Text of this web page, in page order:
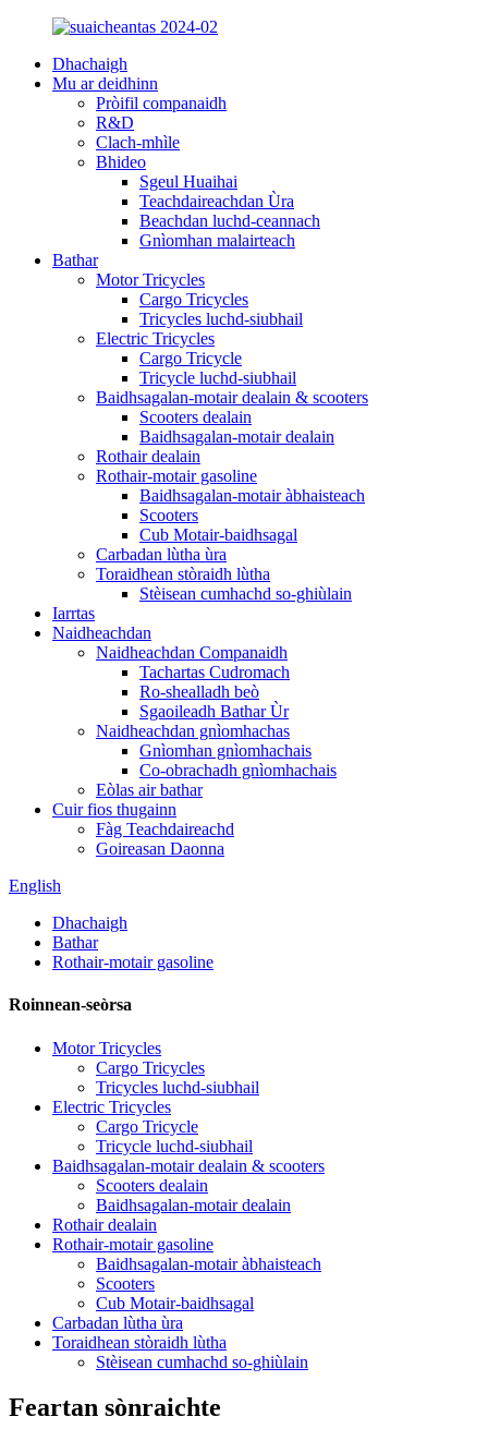
Dhachaigh
Mu ar deidhinn
Pròifil companaidh
R&D
Clach-mhìle
Bhideo
Sgeul Huaihai
Teachdaireachdan Ùra
Beachdan luchd-ceannach
Gnìomhan malairteach
Bathar
Motor Tricycles
Cargo Tricycles
Tricycles luchd-siubhail
Electric Tricycles
Cargo Tricycle
Tricycle luchd-siubhail
Baidhsagalan-motair dealain & scooters
Scooters dealain
Baidhsagalan-motair dealain
Rothair dealain
Rothair-motair gasoline
Baidhsagalan-motair àbhaisteach
Scooters
Cub Motair-baidhsagal
Carbadan lùtha ùra
Toraidhean stòraidh lùtha
Stèisean cumhachd so-ghiùlain
Iarrtas
Naidheachdan
Naidheachdan Companaidh
Tachartas Cudromach
Ro-shealladh beò
Sgaoileadh Bathar Ùr
Naidheachdan gnìomhachas
Gnìomhan gnìomhachais
Co-obrachadh gnìomhachais
Eòlas air bathar
Cuir fios thugainn
Fàg Teachdaireachd
Goireasan Daonna
English
Dhachaigh
Bathar
Rothair-motair gasoline
Roinnean-seòrsa
Motor Tricycles
Cargo Tricycles
Tricycles luchd-siubhail
Electric Tricycles
Cargo Tricycle
Tricycle luchd-siubhail
Baidhsagalan-motair dealain & scooters
Scooters dealain
Baidhsagalan-motair dealain
Rothair dealain
Rothair-motair gasoline
Baidhsagalan-motair àbhaisteach
Scooters
Cub Motair-baidhsagal
Carbadan lùtha ùra
Toraidhean stòraidh lùtha
Stèisean cumhachd so-ghiùlain
Feartan sònraichte